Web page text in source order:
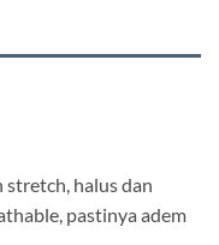
halus dan
pastinya adem